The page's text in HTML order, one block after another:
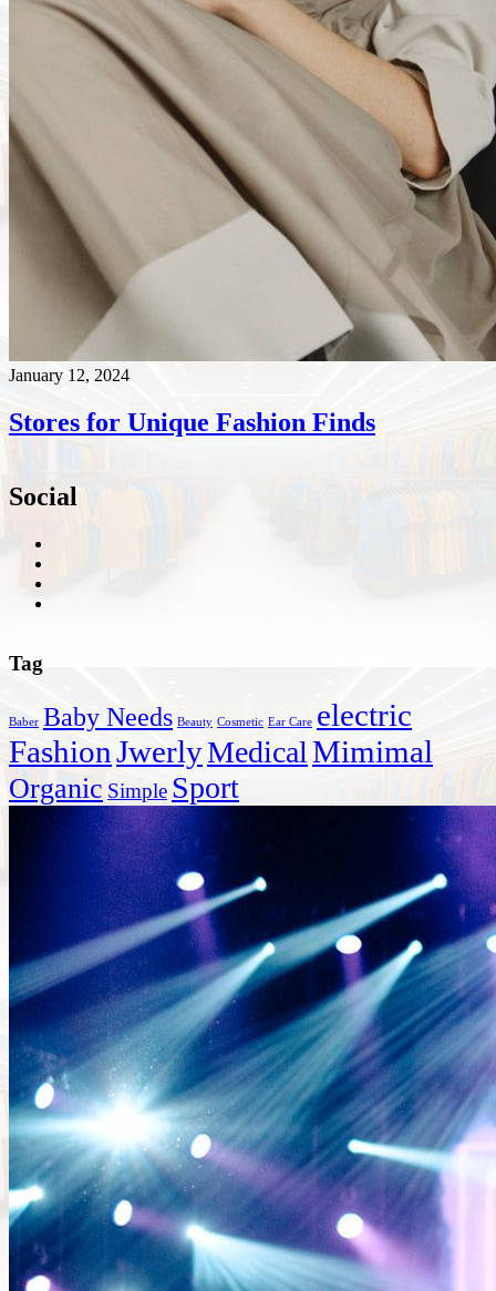
January 12, 2024
Stores for Unique Fashion Finds
Social
Tag
Baber Baby Needs Beauty Cosmetic Ear Care electric
FashionJwerlyMedical Mimimal
Organic Simple Sport